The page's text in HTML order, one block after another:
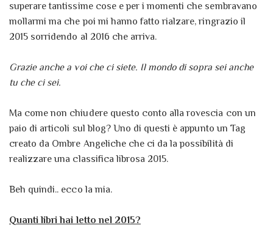
superare tantissime cose e per i momenti che sembravano
mollarmi ma che poi mi hanno fatto rialzare, ringrazio il
2015 sorridendo al 2016 che arriva.
Grazie anche a voi che ci siete. Il mondo di sopra sei anche
tu che ci sei.
Ma come non chiudere questo conto alla rovescia con un
paio di articoli sul blog? Uno di questi è appunto un Tag
creato da Ombre Angeliche che ci da la possibilità di
realizzare una classifica librosa 2015.
Beh quindi.. ecco la mia.
Quanti libri hai letto nel 2015?